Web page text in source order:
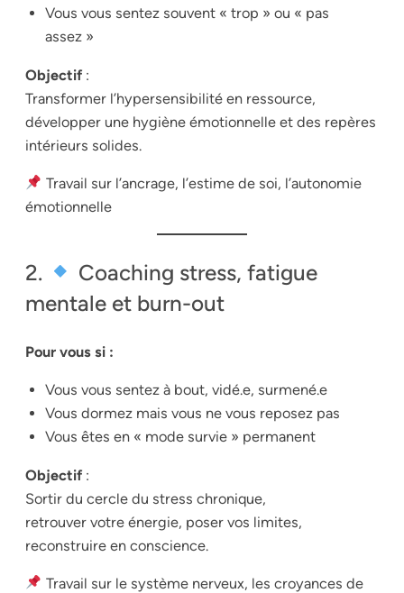
Vous vous sentez souvent « trop » ou « pas
assez »
Objectif :
Transformer l’hypersensibilité en ressource,
développer une hygiène émotionnelle et des repères
intérieurs solides.
Travail sur l’ancrage, l’estime de soi, l’autonomie
émotionnelle
2.
Coaching stress, fatigue
mentale et burn-out
Pour vous si :
Vous vous sentez à bout, vidé.e, surmené.e
Vous dormez mais vous ne vous reposez pas
Vous êtes en « mode survie » permanent
Objectif :
Sortir du cercle du stress chronique,
retrouver votre énergie, poser vos limites,
reconstruire en conscience.
Travail sur le système nerveux, les croyances de